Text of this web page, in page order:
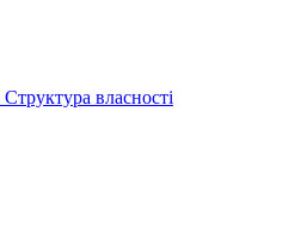
Структура власності